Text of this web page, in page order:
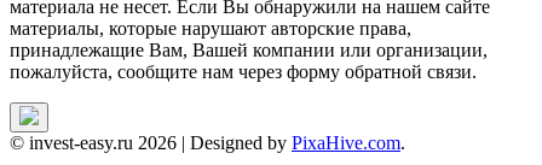
материала не несет. Если Вы обнаружили на нашем сайте
материалы, которые нарушают авторские права,
принадлежащие Вам, Вашей компании или организации,
пожалуйста, сообщите нам через форму обратной связи.
© invest-easy.ru 2026 | Designed by PixaHive.com.